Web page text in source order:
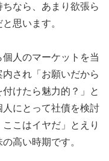
なら、あまり欲張ら
思います。
人のマーケットを当
され「お願いだから
けたら魅力的？」と
にとって社債を検討
こはイヤだ」とえり
高い時期です。